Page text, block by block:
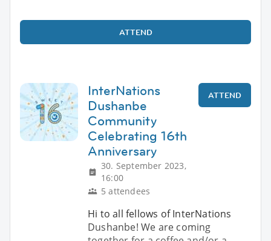
ATTEND
InterNations
Dushanbe
Community
Celebrating 16th
Anniversary
30. September 2023,
16:00
5 attendees
ATTEND
Hi to all fellows of InterNations
Dushanbe! We are coming